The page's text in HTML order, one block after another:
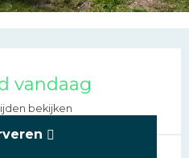
en
vandaag
bekijken